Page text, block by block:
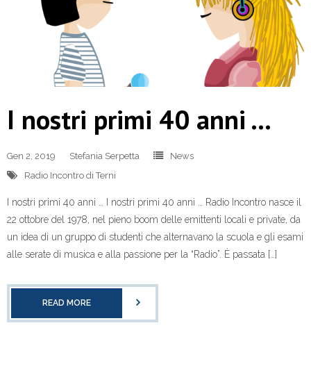
I nostri primi 40 anni …
Gen 2, 2019 Stefania Serpetta
News
Radio Incontro di Terni
I nostri primi 40 anni … I nostri primi 40 anni … Radio Incontro nasce il
22 ottobre del 1978, nel pieno boom delle emittenti locali e private, da
un idea di un gruppo di studenti che alternavano la scuola e gli esami
alle serate di musica e alla passione per la “Radio”. È passata […]
READ MORE